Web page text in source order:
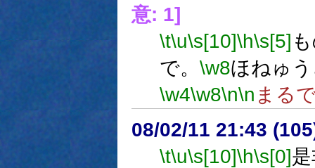
意: 1]
\t\u\s[10]\h\s[5]
で。 \w8ほねゅ
\w4\w8\n\n まる
08/02/11 21:43
\t\u\s[10]\h\s[0]